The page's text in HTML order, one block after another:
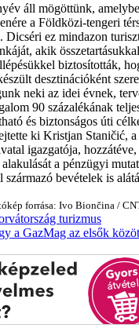
áll mögöttünk,
a Földközi-tengeri
Dicséri ez mindazon
akik
biztosították,
desztinációként
neki az idei évnek,
90 százalékának
és biztonságos úti
ki Kristjan Staničić,
igazgatója,
a pénzügyi
bevételek is
forrása: Ivo Biončina /
turizmus
a GazMag az elsők